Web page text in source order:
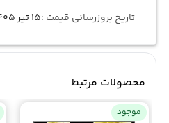
تاریخ بروزرسانی قیمت :۱۵ تیر ۱۴۰۵
محصولات مرتبط
موجود